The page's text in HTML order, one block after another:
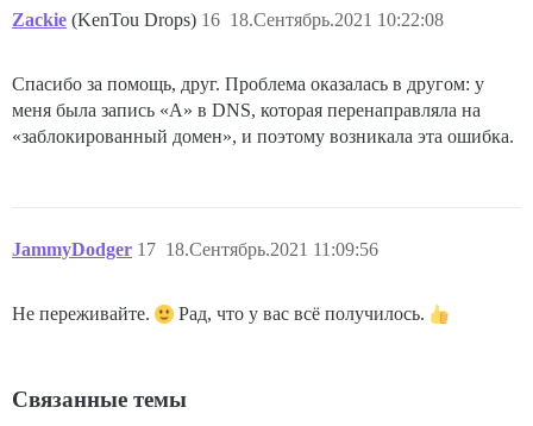
Zackie (KenTou Drops) 18.Сентябрь.2021 10:22:08
16
Спасибо за помощь, друг. Проблема оказалась в другом: у
меня была запись «A» в DNS, которая перенаправляла на
«заблокированный домен», и поэтому возникала эта ошибка.
JammyDodger 18.Сентябрь.2021 11:09:56
17
Не переживайте. Рад, что у вас всё получилось.
Связанные темы